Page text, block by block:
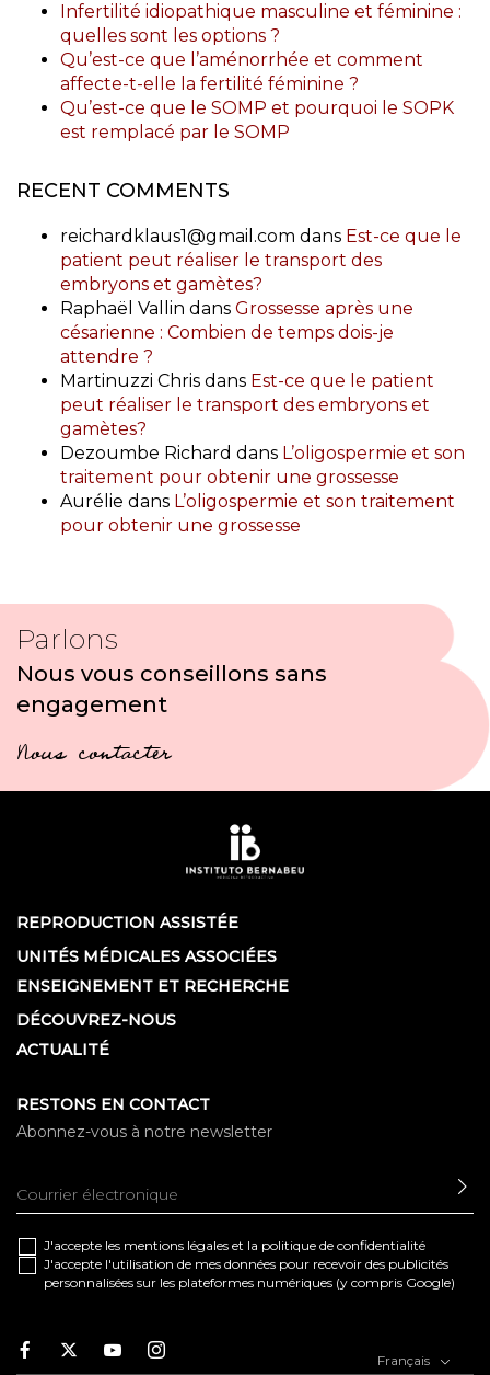
Infertilité idiopathique masculine et féminine :
quelles sont les options ?
Qu’est-ce que l’aménorrhée et comment
affecte-t-elle la fertilité féminine ?
Qu’est-ce que le SOMP et pourquoi le SOPK
est remplacé par le SOMP
RECENT COMMENTS
reichardklaus1@gmail.com dans Est-ce que le
patient peut réaliser le transport des
embryons et gamètes?
Raphaël Vallin dans Grossesse après une
césarienne : Combien de temps dois-je
attendre ?
Martinuzzi Chris dans Est-ce que le patient
peut réaliser le transport des embryons et
gamètes?
Dezoumbe Richard dans L’oligospermie et son
traitement pour obtenir une grossesse
Aurélie dans L’oligospermie et son traitement
pour obtenir une grossesse
Parlons
Nous vous conseillons sans
engagement
Nous contacter
REPRODUCTION ASSISTÉE
UNITÉS MÉDICALES ASSOCIÉES
ENSEIGNEMENT ET RECHERCHE
DÉCOUVREZ-NOUS
ACTUALITÉ
RESTONS EN CONTACT
Abonnez-vous à notre newsletter
J'accepte les mentions légales et la politique de confidentialité
J'accepte l'utilisation de mes données pour recevoir des publicités
personnalisées sur les plateformes numériques (y compris Google)
Facebook
TwitterYoutubeInstagram Français